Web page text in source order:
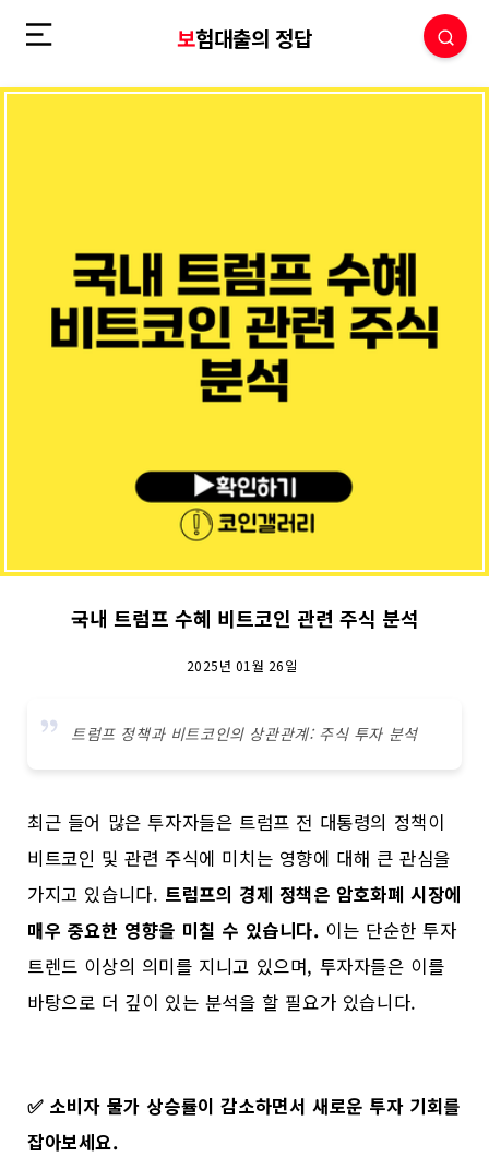
보험대출의 정답
국내 트럼프 수혜 비트코인 관련 주식 분석
2025년 01월 26일
트럼프 정책과 비트코인의 상관관계: 주식 투자 분석
최근 들어 많은 투자자들은 트럼프 전 대통령의 정책이
비트코인 및 관련 주식에 미치는 영향에 대해 큰 관심을
가지고 있습니다. 트럼프의 경제 정책은 암호화폐 시장에
매우 중요한 영향을 미칠 수 있습니다. 이는 단순한 투자
트렌드 이상의 의미를 지니고 있으며, 투자자들은 이를
바탕으로 더 깊이 있는 분석을 할 필요가 있습니다.
✅ 소비자 물가 상승률이 감소하면서 새로운 투자 기회를
잡아보세요.